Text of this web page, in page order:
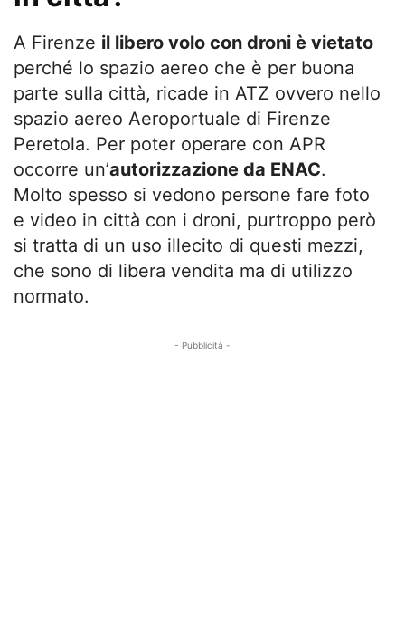
A Firenze il libero volo con droni è vietato
perché lo spazio aereo che è per buona
parte sulla città, ricade in ATZ ovvero nello
spazio aereo Aeroportuale di Firenze
Peretola. Per poter operare con APR
occorre un’autorizzazione da ENAC.
Molto spesso si vedono persone fare foto
e video in città con i droni, purtroppo però
si tratta di un uso illecito di questi mezzi,
che sono di libera vendita ma di utilizzo
normato.
- Pubblicità -